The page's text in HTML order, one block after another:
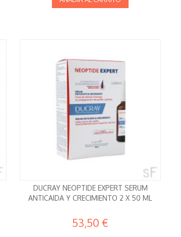
DUCRAY NEOPTIDE EXPERT SERUM
ANTICAIDA Y CRECIMIENTO 2 X 50 ML
53,50 €